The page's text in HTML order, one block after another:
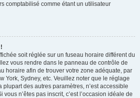
comptabilisé comme étant un utilisateur
soit réglée sur un fuseau horaire différent du
vous rendre dans le panneau de contrôle de
horaire afin de trouver votre zone adéquate, par
York, Sydney, etc. Veuillez noter que le réglage
des autres paramètres, n’est accessible
vous n’êtes pas inscrit, c’est l’occasion idéale de